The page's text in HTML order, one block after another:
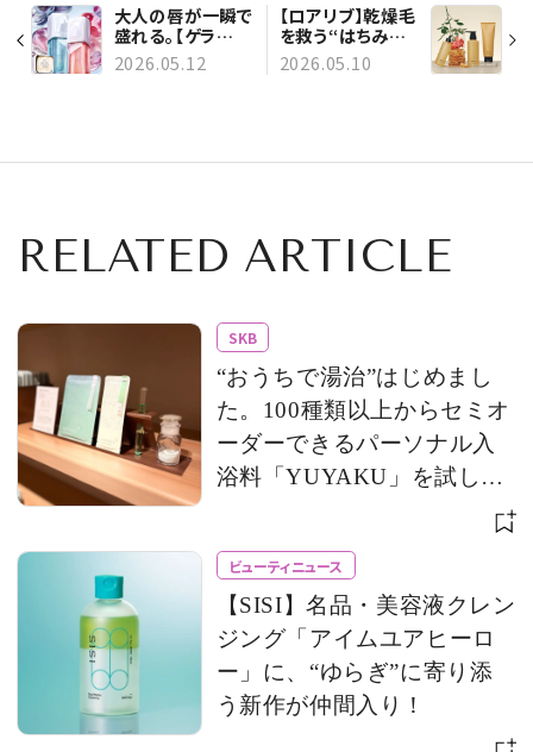
大人の唇が一瞬で
盛れる。【ゲラ
ン】“ぷるん透明
感”を宿す、新作プ
2026.05.12
【ロアリブ】乾燥毛
を救う“はちみつ
ケア”。毎日の3ス
テップで圧巻の指
2026.05.10
RELATED ARTICLE
SKB
“おうちで湯治”はじめまし
た。100種類以上からセミオ
ーダーできるパーソナル入
浴料「YUYAKU」を試して
ビューティニュース
【SISI】名品・美容液クレン
ジング「アイムユアヒーロ
ー」に、“ゆらぎ”に寄り添
う新作が仲間入り！